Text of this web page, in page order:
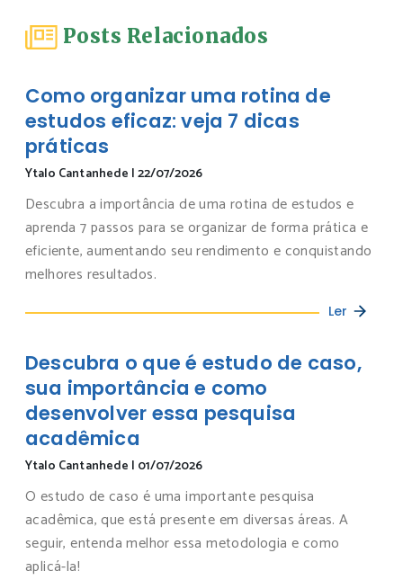
Posts Relacionados
Como organizar uma rotina de
estudos eficaz: veja 7 dicas
práticas
Ytalo Cantanhede |22/07/2026
Descubra a importância de uma rotina de estudos e
aprenda 7 passos para se organizar de forma prática e
eficiente, aumentando seu rendimento e conquistando
melhores resultados.
Ler
Descubra o que é estudo de caso,
sua importância e como
desenvolver essa pesquisa
acadêmica
Ytalo Cantanhede | 01/07/2026
O estudo de caso é uma importante pesquisa
acadêmica, que está presente em diversas áreas. A
seguir, entenda melhor essa metodologia e como
aplicá-la!